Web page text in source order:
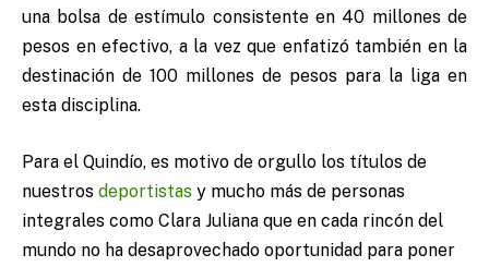
una bolsa de estímulo consistente en 40 millones de
pesos en efectivo, a la vez que enfatizó también en la
destinación de 100 millones de pesos para la liga en
esta disciplina.
Para el Quindío, es motivo de orgullo los títulos de
nuestros deportistas y mucho más de personas
integrales como Clara Juliana que en cada rincón del
mundo no ha desaprovechado oportunidad para poner